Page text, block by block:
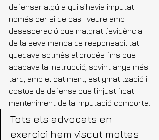
defensar algú a qui s’havia imputat
només per si de cas i veure amb
desesperació que malgrat l’evidència
de la seva manca de responsabilitat
quedava sotmès al procés fins que
acabava la instrucció, sovint anys més
tard, amb el patiment, estigmatització i
costos de defensa que l’injustificat
manteniment de la imputació comporta.
Tots els advocats en
exercici hem viscut moltes